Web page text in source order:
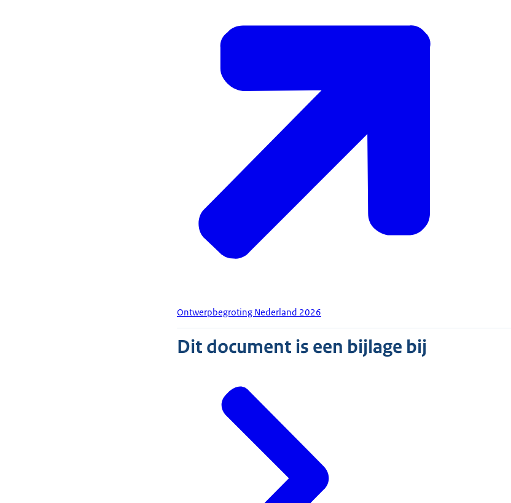
Ontwerpbegroting Nederland 2026
Dit document is een bijlage bij